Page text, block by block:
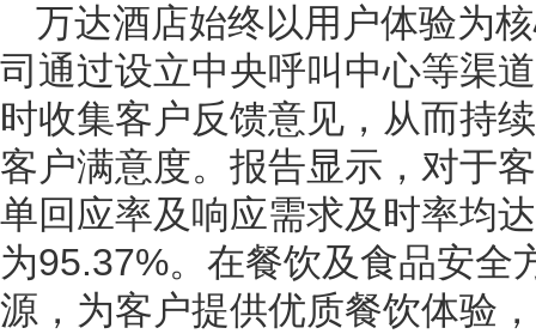
万达酒店始终以用户体验为
司通过设立中央呼叫中心等渠
时收集客户反馈意见，从而持
客户满意度。报告显示，对于
单回应率及响应需求及时率均
为95.37%。在餐饮及食品安全
源，为客户提供优质餐饮体验